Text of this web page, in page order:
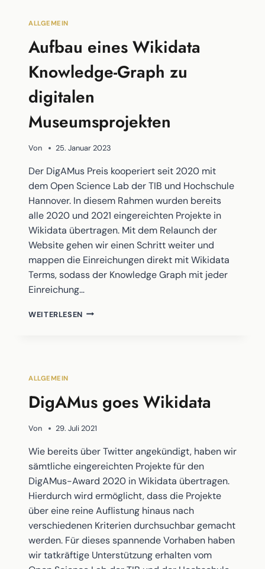
ALLGEMEIN
Aufbau eines Wikidata
Knowledge-Graph zu
digitalen
Museumsprojekten
Von 25. Januar 2023
Der DigAMus Preis kooperiert seit 2020 mit
dem Open Science Lab der TIB und Hochschule
Hannover. In diesem Rahmen wurden bereits
alle 2020 und 2021 eingereichten Projekte in
Wikidata übertragen. Mit dem Relaunch der
Website gehen wir einen Schritt weiter und
mappen die Einreichungen direkt mit Wikidata
Terms, sodass der Knowledge Graph mit jeder
Einreichung…
WEITERLESEN AUFBAU
MUSEUMSPROJEKTEN
ALLGEMEIN
DigAMus goes Wikidata
Von 29. Juli 2021
Wie bereits über Twitter angekündigt, haben wir
sämtliche eingereichten Projekte für den
DigAMus-Award 2020 in Wikidata übertragen.
Hierdurch wird ermöglicht, dass die Projekte
über eine reine Auflistung hinaus nach
verschiedenen Kriterien durchsuchbar gemacht
werden. Für dieses spannende Vorhaben haben
wir tatkräftige Unterstützung erhalten vom